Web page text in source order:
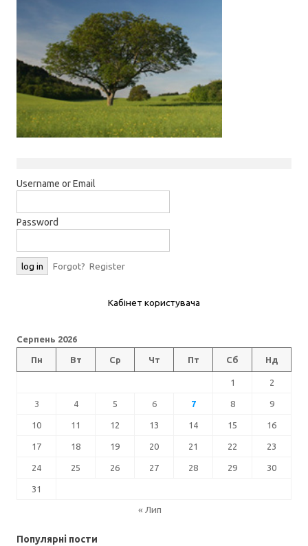
Username or Email
Password
Forgot? Register
Кабінет користувача
Серпень 2026
Пн Вт Ср Чт Пт Сб Нд
1 2
3 4 5 6 7 8 9
10 11 12 13 14 15 16
17 18 19 20 21 22 23
24 25 26 27 28 29 30
31
« Лип
Популярні пости